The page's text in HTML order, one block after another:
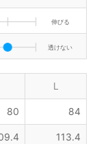
伸びる
透けない
L
80 84
113.4